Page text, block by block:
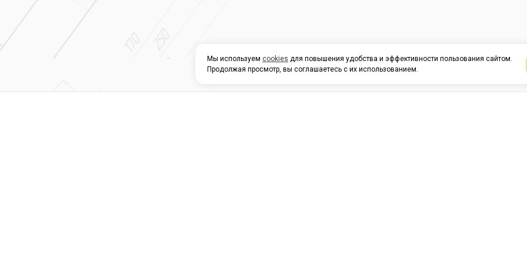
Мы используем cookies для повышения удобства и эффективности пользования сайтом.
Продолжая просмотр, вы соглашаетесь с их использованием.